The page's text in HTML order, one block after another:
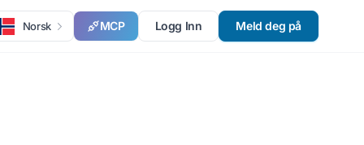
Norsk MCP Logg Inn Meld deg på